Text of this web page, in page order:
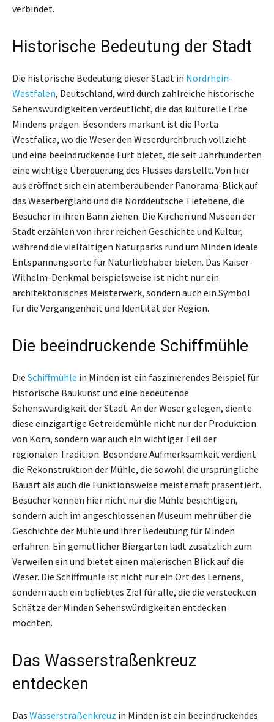
verbindet.
Historische Bedeutung der Stadt
Die historische Bedeutung dieser Stadt in Nordrhein-
Westfalen, Deutschland, wird durch zahlreiche historische
Sehenswürdigkeiten verdeutlicht, die das kulturelle Erbe
Mindens prägen. Besonders markant ist die Porta
Westfalica, wo die Weser den Weserdurchbruch vollzieht
und eine beeindruckende Furt bietet, die seit Jahrhunderten
eine wichtige Überquerung des Flusses darstellt. Von hier
aus eröffnet sich ein atemberaubender Panorama-Blick auf
das Weserbergland und die Norddeutsche Tiefebene, die
Besucher in ihren Bann ziehen. Die Kirchen und Museen der
Stadt erzählen von ihrer reichen Geschichte und Kultur,
während die vielfältigen Naturparks rund um Minden ideale
Entspannungsorte für Naturliebhaber bieten. Das Kaiser-
Wilhelm-Denkmal beispielsweise ist nicht nur ein
architektonisches Meisterwerk, sondern auch ein Symbol
für die Vergangenheit und Identität der Region.
Die beeindruckende Schiffmühle
Die Schiffmühle in Minden ist ein faszinierendes Beispiel für
historische Baukunst und eine bedeutende
Sehenswürdigkeit der Stadt. An der Weser gelegen, diente
diese einzigartige Getreidemühle nicht nur der Produktion
von Korn, sondern war auch ein wichtiger Teil der
regionalen Tradition. Besondere Aufmerksamkeit verdient
die Rekonstruktion der Mühle, die sowohl die ursprüngliche
Bauart als auch die Funktionsweise meisterhaft präsentiert.
Besucher können hier nicht nur die Mühle besichtigen,
sondern auch im angeschlossenen Museum mehr über die
Geschichte der Mühle und ihrer Bedeutung für Minden
erfahren. Ein gemütlicher Biergarten lädt zusätzlich zum
Verweilen ein und bietet einen malerischen Blick auf die
Weser. Die Schiffmühle ist nicht nur ein Ort des Lernens,
sondern auch ein beliebtes Ziel für alle, die die versteckten
Schätze der Minden Sehenswürdigkeiten entdecken
möchten.
Das Wasserstraßenkreuz
entdecken
Das Wasserstraßenkreuz in Minden ist ein beeindruckendes